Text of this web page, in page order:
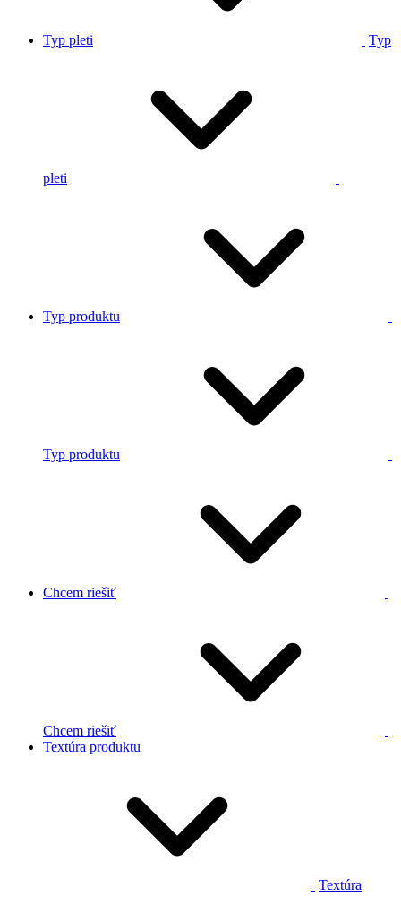
Typ pleti Typ
pleti
Typ produktu
Typ produktu
Chcem riešiť
Chcem riešiť
Textúra produktu
Textúra